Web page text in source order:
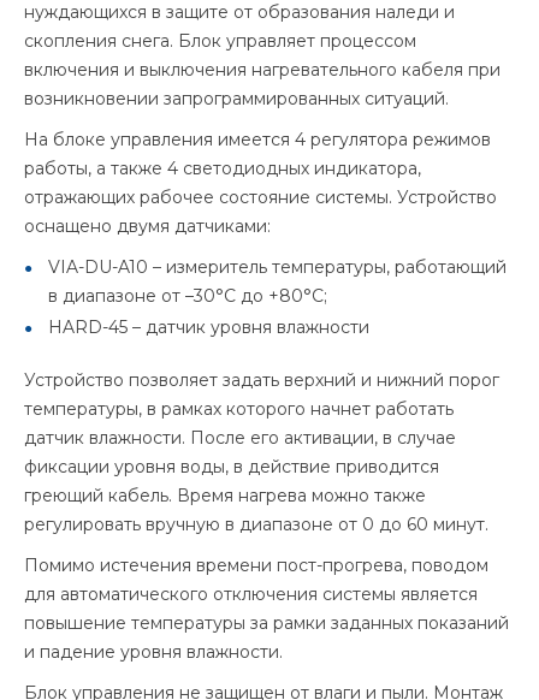
нуждающихся в защите от образования наледи и
скопления снега. Блок управляет процессом
включения и выключения нагревательного кабеля при
возникновении запрограммированных ситуаций.
На блоке управления имеется 4 регулятора режимов
работы, а также 4 светодиодных индикатора,
отражающих рабочее состояние системы. Устройство
оснащено двумя датчиками:
VIA-DU-A10 – измеритель температуры, работающий
в диапазоне от –30°C до +80°C;
HARD-45 – датчик уровня влажности
Устройство позволяет задать верхний и нижний порог
температуры, в рамках которого начнет работать
датчик влажности. После его активации, в случае
фиксации уровня воды, в действие приводится
греющий кабель. Время нагрева можно также
регулировать вручную в диапазоне от 0 до 60 минут.
Помимо истечения времени пост-прогрева, поводом
для автоматического отключения системы является
повышение температуры за рамки заданных показаний
и падение уровня влажности.
Блок управления не защищен от влаги и пыли. Монтаж